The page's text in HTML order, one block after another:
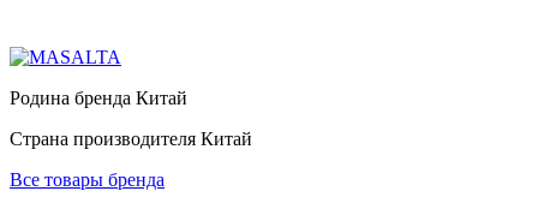
Родина бренда Китай
Страна производителя Китай
Все товары бренда